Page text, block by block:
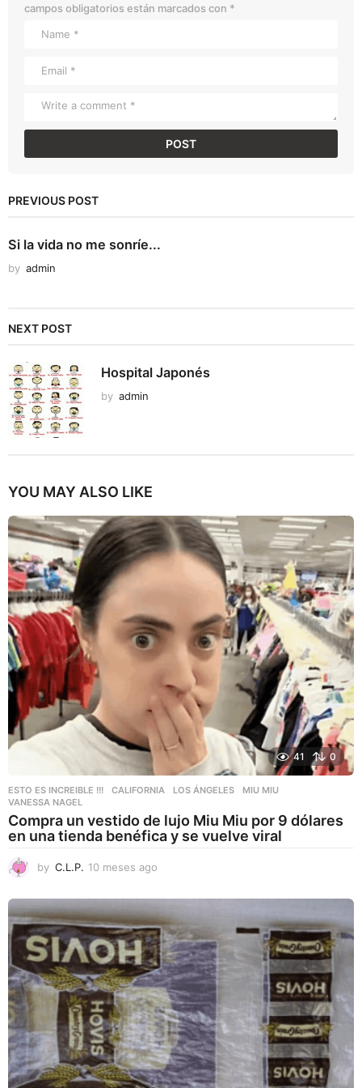
campos obligatorios están marcados con *
PREVIOUS POST
Si la vida no me sonríe...
by admin
NEXT POST
Hospital Japonés
by admin
YOU MAY ALSO LIKE
41 0
ESTO ES INCREIBLE !!! CALIFORNIA ,LOS ÁNGELES ,MIU MIU
VANESSA NAGEL
Compra un vestido de lujo Miu Miu por 9 dólares
en una tienda benéfica y se vuelve viral
by C.L.P. 10 meses ago
m
e
s
e
s
a
g
o